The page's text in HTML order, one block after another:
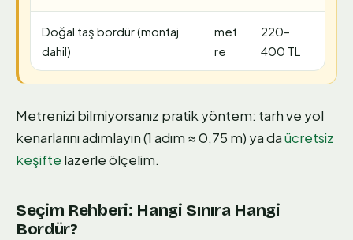
Doğal taş bordür (montaj
dahil)
met
re
220–
400 TL
Metrenizi bilmiyorsanız pratik yöntem: tarh ve yol
kenarlarını adımlayın (1 adım ≈ 0,75 m) ya daücretsiz
keşifte lazerle ölçelim.
Seçim Rehberi: Hangi Sınıra Hangi
Bordür?